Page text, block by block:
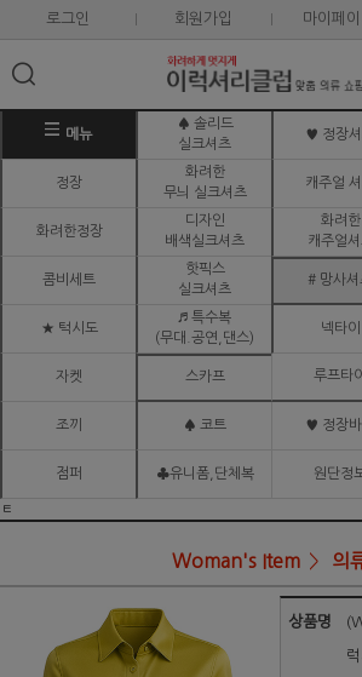
로그인 회원가입 마이페이
메뉴
♠ 솔리드
실크셔츠
♥ 정장
정장
화려한
무늬 실크셔츠
캐주얼
화려한정장
디자인
배색실크셔츠
화려한
캐주얼
콤비세트
핫픽스
실크셔츠
# 망사셔
★ 턱시도
♬ 특수복
(무대.공연,댄스)
넥타이
자켓 스카프 루프타이
조끼 ♠ 코트 ♥ 정장바
점퍼 ♣유니폼,단체복 원단정
ㅌ
Woman's Item 의
상품명